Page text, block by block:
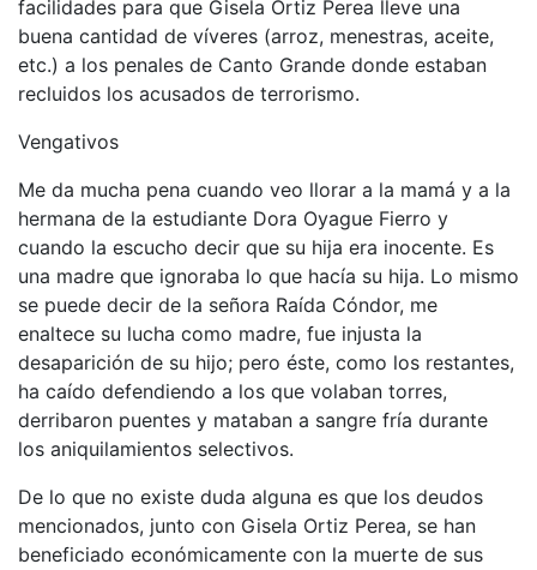
facilidades para que Gisela Ortiz Perea lleve una
buena cantidad de víveres (arroz, menestras, aceite,
etc.) a los penales de Canto Grande donde estaban
recluidos los acusados de terrorismo.
Vengativos
Me da mucha pena cuando veo llorar a la mamá y a la
hermana de la estudiante Dora Oyague Fierro y
cuando la escucho decir que su hija era inocente. Es
una madre que ignoraba lo que hacía su hija. Lo mismo
se puede decir de la señora Raída Cóndor, me
enaltece su lucha como madre, fue injusta la
desaparición de su hijo; pero éste, como los restantes,
ha caído defendiendo a los que volaban torres,
derribaron puentes y mataban a sangre fría durante
los aniquilamientos selectivos.
De lo que no existe duda alguna es que los deudos
mencionados, junto con Gisela Ortiz Perea, se han
beneficiado económicamente con la muerte de sus